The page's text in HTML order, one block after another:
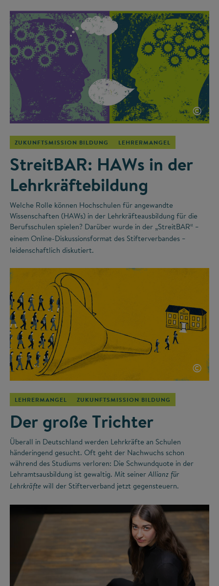
©
ZUKUNFTSMISSION BILDUNG LEHRERMANGEL
StreitBAR: HAWs in der
Lehrkräftebildung
Welche Rolle können Hochschulen für angewandte
Wissenschaften (HAWs) in der Lehrkräfteausbildung für die
Berufsschulen spielen? Darüber wurde in der „StreitBAR“ –
einem Online-Diskussionsformat des Stifterverbandes –
leidenschaftlich diskutiert.
©
LEHRERMANGEL ZUKUNFTSMISSION BILDUNG
Der große Trichter
Überall in Deutschland werden Lehrkräfte an Schulen
händeringend gesucht. Oft geht der Nachwuchs schon
während des Studiums verloren: Die Schwundquote in der
Lehramtsausbildung ist gewaltig. Mit seiner Allianz für
Lehrkräfte will der Stifterverband jetzt gegensteuern.